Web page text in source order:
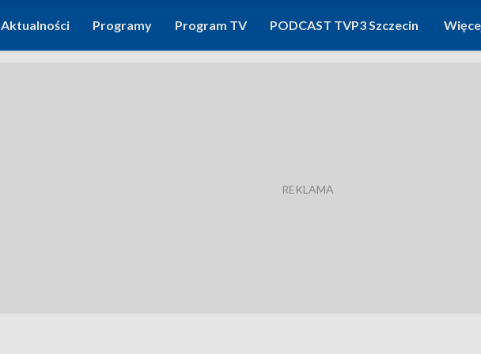
Aktualności Programy Program TV PODCAST TVP3 Szczecin